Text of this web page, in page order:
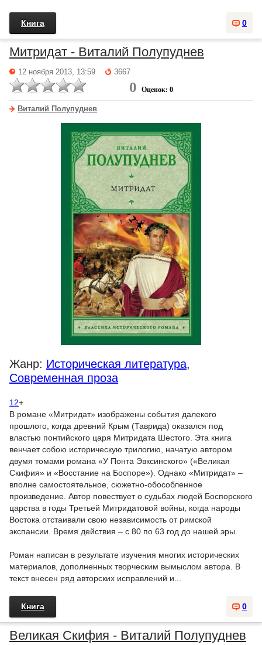
0
Книга
Митридат - Виталий Полупуднев
12 ноября 2013, 13:59 3667
0 Оценок: 0
Виталий Полупуднев
Жанр: Историческая литература,
Современная проза
12+
В романе «Митридат» изображены события далекого
прошлого, когда древний Крым (Таврида) оказался под
властью понтийского царя Митридата Шестого. Эта книга
венчает собою историческую трилогию, начатую автором
двумя томами романа «У Понта Эвксинского» («Великая
Скифия» и «Восстание на Боспоре»). Однако «Митридат» –
вполне самостоятельное, сюжетно-обособленное
произведение. Автор повествует о судьбах людей Боспорского
царства в годы Третьей Митридатовой войны, когда народы
Востока отстаивали свою независимость от римской
экспансии. Время действия – с 80 по 63 год до нашей эры.
Роман написан в результате изучения многих исторических
материалов, дополненных творческим вымыслом автора. В
текст внесен ряд авторских исправлений и...
0
Книга
Великая Скифия - Виталий Полупуднев